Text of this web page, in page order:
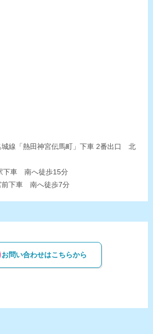
城線「熱田神宮伝馬町」下車 2番出口 北
下車 南へ徒歩15分
前下車 南へ徒歩7分
お問い合わせはこちらから